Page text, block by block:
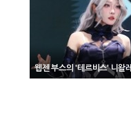
웹젠 부스의 '테르비스' 니왈레